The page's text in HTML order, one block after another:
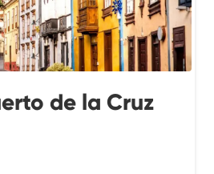
de la Cruz